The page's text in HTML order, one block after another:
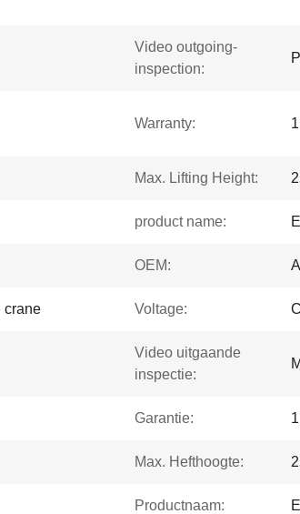
Video outgoing-
inspection:
Warranty:
Max. Lifting Height:
product name:
OEM:
crane Voltage:
Video uitgaande
inspectie:
Garantie:
Max. Hefthoogte:
Productnaam: